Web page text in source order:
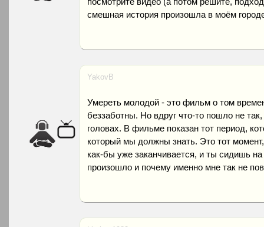
смешная история произошла в моём
YakovB
Умереть молодой - это фильм о том
беззаботны. Но вдруг что-то пошло не
головах. В фильме показан тот период,
который мы должны знать. Это тот
как-бы уже заканчивается, и ты сидишь
произошло и почему именно мне так не